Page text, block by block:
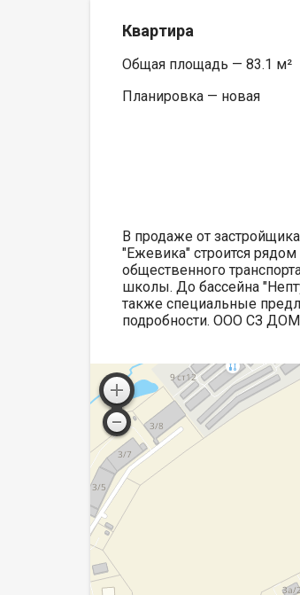
Квартира
Общая площадь — 83.1 м²
Планировка — новая
В продаже от
"Ежевика" строится
общественного
школы. До бассейна
также специальные
подробности. ООО СЗ